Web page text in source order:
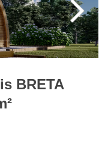
BRETA